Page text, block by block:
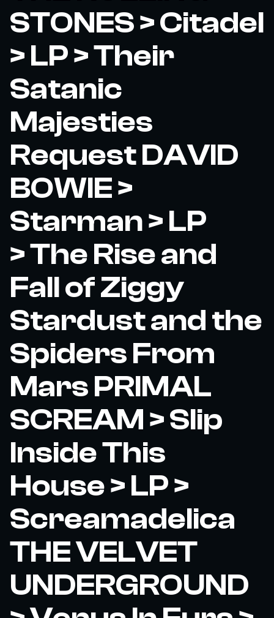
STONES > Citadel
> LP > Their
Satanic
Majesties
Request DAVID
BOWIE >
Starman > LP
> The Rise and
Fall of Ziggy
Stardust and the
Spiders From
Mars PRIMAL
SCREAM > Slip
Inside This
House > LP >
Screamadelica
THE VELVET
UNDERGROUND